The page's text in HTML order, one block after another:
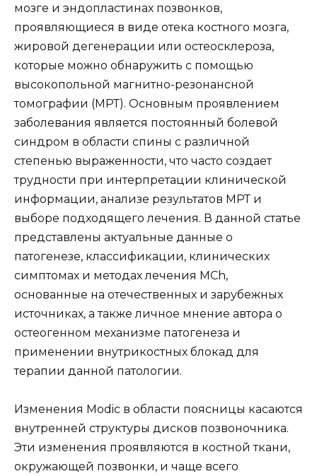
мозге и эндопластинах позвонков,
проявляющиеся в виде отека костного мозга,
жировой дегенерации или остеосклероза,
которые можно обнаружить с помощью
высокопольной магнитно-резонансной
томографии (МРТ). Основным проявлением
заболевания является постоянный болевой
синдром в области спины с различной
степенью выраженности, что часто создает
трудности при интерпретации клинической
информации, анализе результатов МРТ и
выборе подходящего лечения. В данной статье
представлены актуальные данные о
патогенезе, классификации, клинических
симптомах и методах лечения MCh,
основанные на отечественных и зарубежных
источниках, а также личное мнение автора о
остеогенном механизме патогенеза и
применении внутрикостных блокад для
терапии данной патологии.
Изменения Modic в области поясницы касаются
внутренней структуры дисков позвоночника.
Эти изменения проявляются в костной ткани,
окружающей позвонки, и чаще всего